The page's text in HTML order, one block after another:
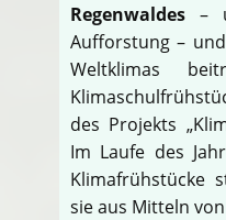
Regenwaldes –
Aufforstung –
Weltklimas
des Projekts
Im Laufe des
Klimafrühstücke
sie aus Mitteln von